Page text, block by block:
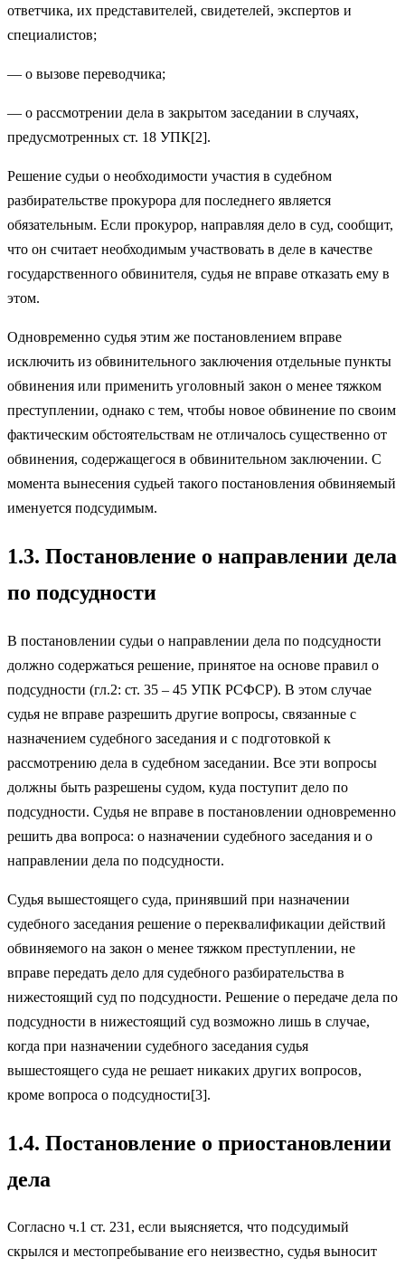
ответчика, их представителей, свидетелей, экспертов и
специалистов;
— о вызове переводчика;
— о рассмотрении дела в закрытом заседании в случаях,
предусмотренных ст. 18 УПК[2].
Решение судьи о необходимости участия в судебном
разбирательстве прокурора для последнего является
обязательным. Если прокурор, направляя дело в суд, сообщит,
что он считает необходимым участвовать в деле в качестве
государственного обвинителя, судья не вправе отказать ему в
этом.
Одновременно судья этим же постановлением вправе
исключить из обвинительного заключения отдельные пункты
обвинения или применить уголовный закон о менее тяжком
преступлении, однако с тем, чтобы новое обвинение по своим
фактическим обстоятельствам не отличалось существенно от
обвинения, содержащегося в обвинительном заключении. С
момента вынесения судьей такого постановления обвиняемый
именуется подсудимым.
1.3. Постановление о направлении дела
по подсудности
В постановлении судьи о направлении дела по подсудности
должно содержаться решение, принятое на основе правил о
подсудности (гл.2: ст. 35 – 45 УПК РСФСР). В этом случае
судья не вправе разрешить другие вопросы, связанные с
назначением судебного заседания и с подготовкой к
рассмотрению дела в судебном заседании. Все эти вопросы
должны быть разрешены судом, куда поступит дело по
подсудности. Судья не вправе в постановлении одновременно
решить два вопроса: о назначении судебного заседания и о
направлении дела по подсудности.
Судья вышестоящего суда, принявший при назначении
судебного заседания решение о переквалификации действий
обвиняемого на закон о менее тяжком преступлении, не
вправе передать дело для судебного разбирательства в
нижестоящий суд по подсудности. Решение о передаче дела по
подсудности в нижестоящий суд возможно лишь в случае,
когда при назначении судебного заседания судья
вышестоящего суда не решает никаких других вопросов,
кроме вопроса о подсудности[3].
1.4. Постановление о приостановлении
дела
Согласно ч.1 ст. 231, если выясняется, что подсудимый
скрылся и местопребывание его неизвестно, судья выносит